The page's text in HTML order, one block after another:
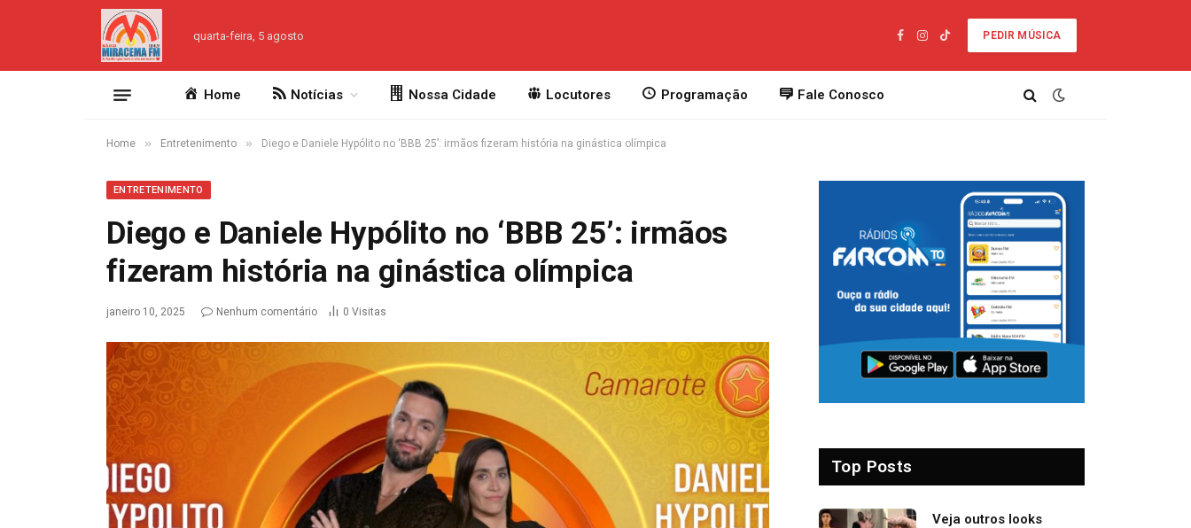
quarta-feira, 5 agosto
Facebook
Instagram
TikTok
PEDIR MÚSICA
Home Notícias Nossa Cidade Locutores Programação Fale Conosco
Home » Entretenimento » Diego e Daniele Hypólito no ‘BBB 25’: irmãos fizeram história na ginástica olímpica
ENTRETENIMENTO
Diego e Daniele Hypólito no ‘BBB 25’: irmãos
fizeram história na ginástica olímpica
janeiro 10, 2025 Nenhum comentário 0 Visitas
Top Posts
Veja outros looks